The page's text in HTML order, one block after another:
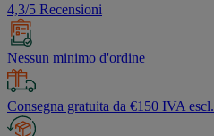
4,3/5 Recensioni
Nessun minimo d'ordine
Consegna gratuita da €150 IVA escl.